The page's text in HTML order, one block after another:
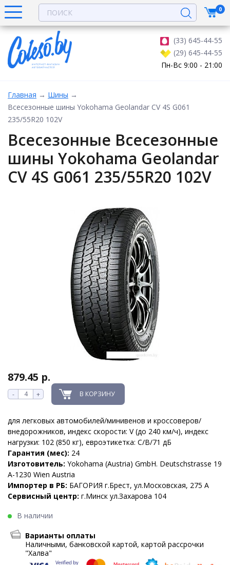
(33) 645-44-55
(29) 645-44-55
Пн-Вс 9:00 - 21:00
0
Главная → Шины →
Всесезонные шины Yokohama Geolandar CV 4S G061
235/55R20 102V
Всесезонные Всесезонные
шины Yokohama Geolandar
CV 4S G061 235/55R20 102V
879.45 р.
- + В КОРЗИНУ
для легковых автомобилей/минивенов и кроссоверов/
внедорожников, индекс скорости: V (до 240 км/ч), индекс
нагрузки: 102 (850 кг), евроэтикетка: C/B/71 дБ
Гарантия (мес): 24
Изготовитель: Yokohama (Austria) GmbH. Deutschstrasse 19
A-1230 Wien Austria
Импортер в РБ: БАГОРИЯ г.Брест, ул.Московская, 275 А
Сервисный центр: г.Минск ул.Захарова 104
В наличии
Варианты оплаты
Наличными, банковской картой, картой рассрочки
"Халва"